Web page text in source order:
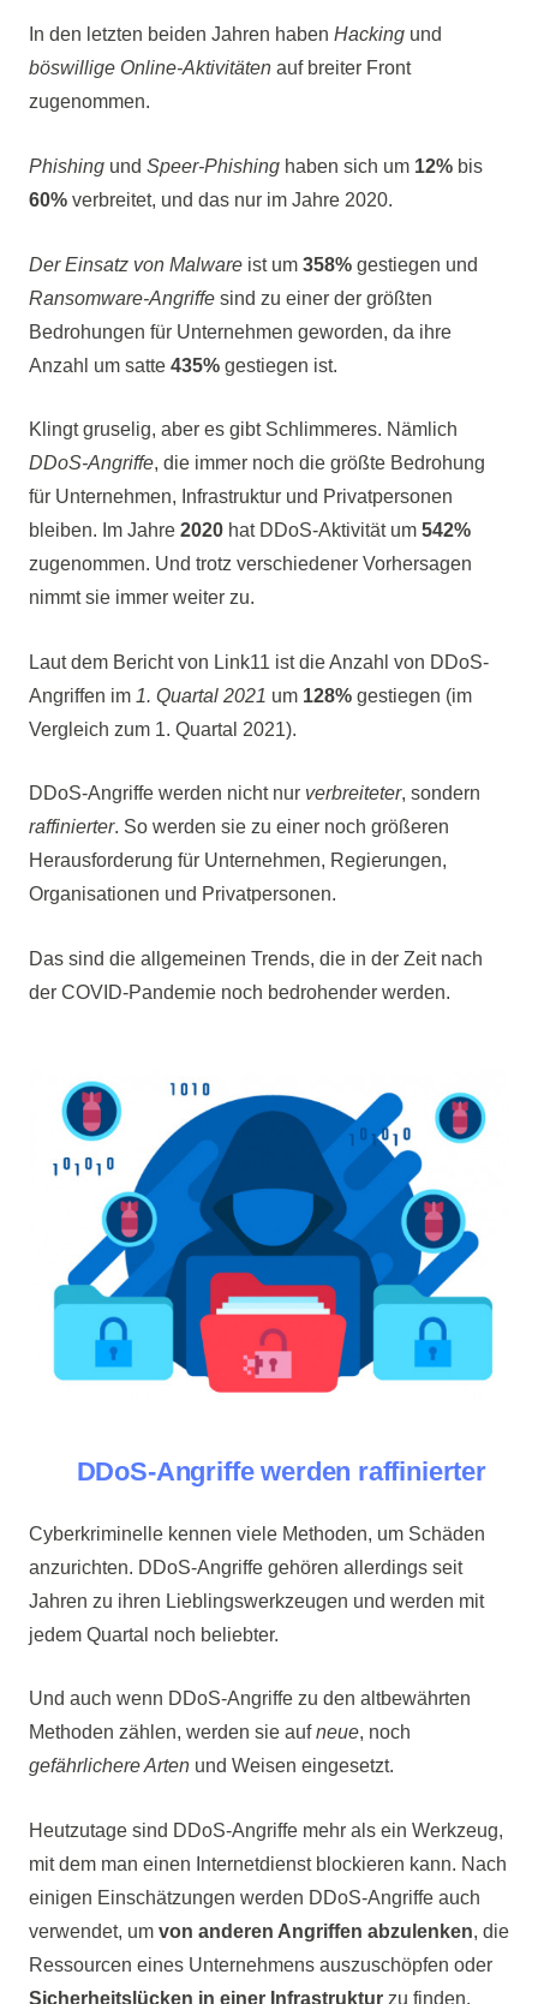
In den letzten beiden Jahren haben Hackingund
böswillige Online-Aktivitätenauf breiter Front
zugenommen.
Phishingund Speer-Phishinghaben sich um12%bis
60%verbreitet, und das nur im Jahre 2020.
Der Einsatz von Malwareist um358%gestiegen und
Ransomware-Angriffesind zu einer der größten
Bedrohungen für Unternehmen geworden, da ihre
Anzahl um satte435%gestiegen ist.
Klingt gruselig, aber es gibt Schlimmeres. Nämlich
DDoS-Angriffe, die immer noch die größte Bedrohung
für Unternehmen, Infrastruktur und Privatpersonen
bleiben. Im Jahre 2020hat DDoS-Aktivität um542%
zugenommen. Und trotz verschiedener Vorhersagen
nimmt sie immer weiter zu.
Laut dem Bericht von Link11 ist die Anzahl von DDoS-
Angriffen im 1. Quartal 2021 um128%gestiegen (im
Vergleich zum 1. Quartal 2021).
DDoS-Angriffe werden nicht nur verbreiteter, sondern
raffinierter. So werden sie zu einer noch größeren
Herausforderung für Unternehmen, Regierungen,
Organisationen und Privatpersonen.
Das sind die allgemeinen Trends, die in der Zeit nach
der COVID-Pandemie noch bedrohender werden.
DDoS-Angriffe werden raffinierter
Cyberkriminelle kennen viele Methoden, um Schäden
anzurichten. DDoS-Angriffe gehören allerdings seit
Jahren zu ihren Lieblingswerkzeugen und werden mit
jedem Quartal noch beliebter.
Und auch wenn DDoS-Angriffe zu den altbewährten
Methoden zählen, werden sie aufneue, noch
gefährlichere Artenund Weisen eingesetzt.
Heutzutage sind DDoS-Angriffe mehr als ein Werkzeug,
mit dem man einen Internetdienst blockieren kann. Nach
einigen Einschätzungen werden DDoS-Angriffe auch
verwendet, um von anderen Angriffen abzulenken, die
Ressourcen eines Unternehmens auszuschöpfen oder
Sicherheitslücken in einer Infrastrukturzu finden.